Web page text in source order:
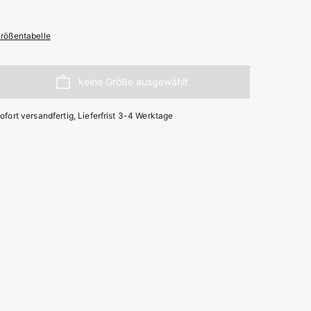
versandfertig, Lieferfrist 3-4 Werktage